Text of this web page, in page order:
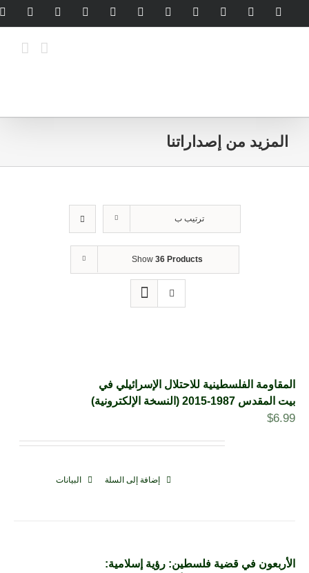
to
Facebook
Instagram
YouTube
Tiktok
Threads
LinkedIn
SoundCloud
WhatsApp
المزيد من إصداراتنا
ترتيب ب
Show 36 Products
المقاومة الفلسطينية للاحتلال الإسرائيلي في
بيت المقدس 1987-2015 (النسخة الإلكترونية)
$6.99
إضافة إلى السلة البيانات
الأربعون في قضية فلسطين: رؤية إسلامية: